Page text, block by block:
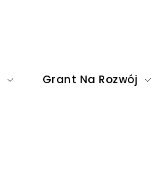
Grant Na Rozwój